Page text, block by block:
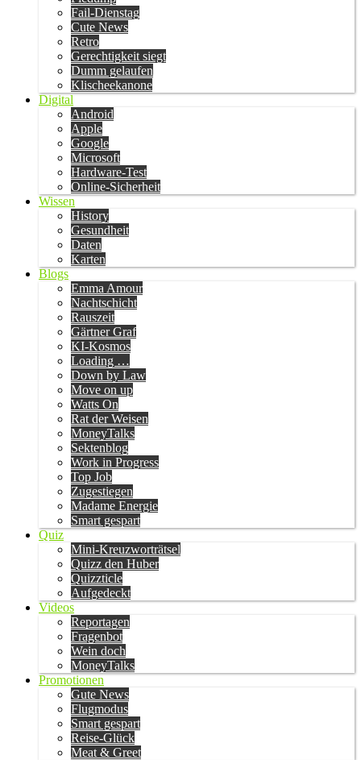
Fail-Dienstag
Cute News
Retro
Gerechtigkeit siegt
Dumm gelaufen
Klischeekanone
Digital
Android
Apple
Google
Microsoft
Hardware-Test
Online-Sicherheit
Wissen
History
Gesundheit
Daten
Karten
Blogs
Emma Amour
Nachtschicht
Rauszeit
Gärtner Graf
KI-Kosmos
Loading …
Down by Law
Move on up
Watts On
Rat der Weisen
MoneyTalks
Sektenblog
Work in Progress
Top Job
Zugestiegen
Madame Energie
Smart gespart
Quiz
Mini-Kreuzworträtsel
Quizz den Huber
Quizzticle
Aufgedeckt
Videos
Reportagen
Fragenbot
Wein doch
MoneyTalks
Promotionen
Gute News
Flugmodus
Smart gespart
Reise-Glück
Meat & Greet